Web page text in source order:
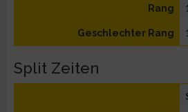
Rang
Geschlechter Rang
Split Zeiten